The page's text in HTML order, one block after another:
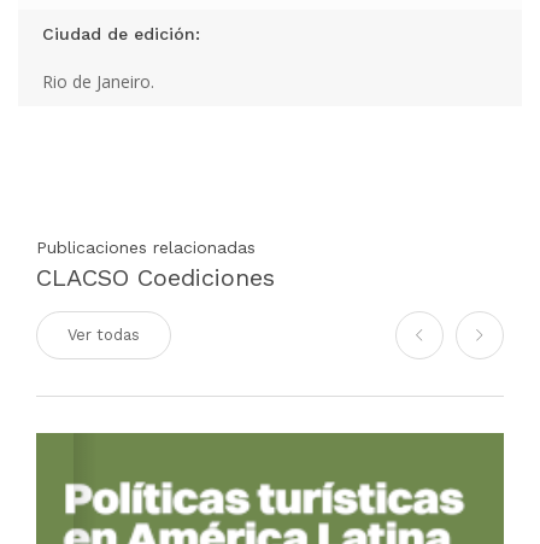
Ciudad de edición:
Rio de Janeiro.
Publicaciones relacionadas
CLACSO Coediciones
Ver todas